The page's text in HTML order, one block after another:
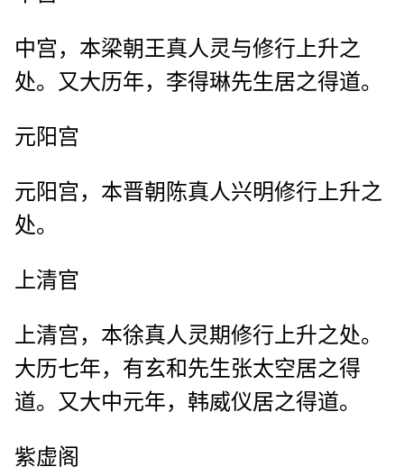
中宫，本梁朝王真人灵与修行上升之
处。又大历年，李得琳先生居之得道。
元阳宫
元阳宫，本晋朝陈真人兴明修行上升之
处。
上清官
上清宫，本徐真人灵期修行上升之处。
大历七年，有玄和先生张太空居之得
道。又大中元年，韩威仪居之得道。
紫虚阁